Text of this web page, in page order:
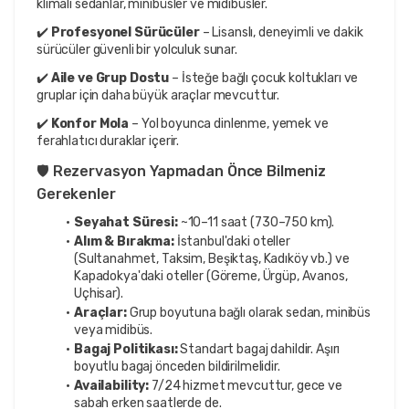
klimalı sedanlar, minibüsler ve midibüsler.
✔️ Profesyonel Sürücüler – Lisanslı, deneyimli ve dakik
sürücüler güvenli bir yolculuk sunar.
✔️ Aile ve Grup Dostu – İsteğe bağlı çocuk koltukları ve
gruplar için daha büyük araçlar mevcuttur.
✔️ Konfor Mola – Yol boyunca dinlenme, yemek ve
ferahlatıcı duraklar içerir.
🛡️ Rezervasyon Yapmadan Önce Bilmeniz
Gerekenler
Seyahat Süresi: ~10–11 saat (730–750 km).
Alım & Bırakma: İstanbul'daki oteller
(Sultanahmet, Taksim, Beşiktaş, Kadıköy vb.) ve
Kapadokya'daki oteller (Göreme, Ürgüp, Avanos,
Uçhisar).
Araçlar: Grup boyutuna bağlı olarak sedan, minibüs
veya midibüs.
Bagaj Politikası: Standart bagaj dahildir. Aşırı
boyutlu bagaj önceden bildirilmelidir.
Availability: 7/24 hizmet mevcuttur, gece ve
sabah erken saatlerde de.